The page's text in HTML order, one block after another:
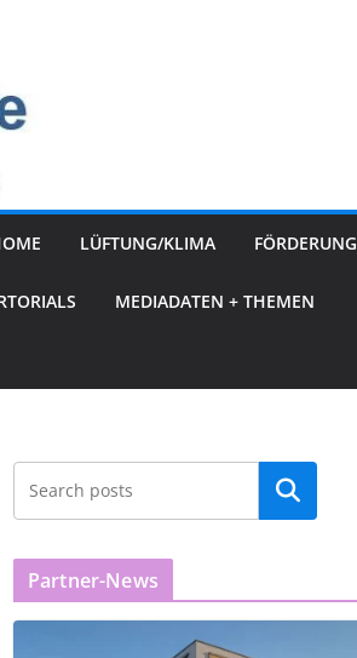
LÜFTUNG/KLIMA FÖRDERUNG
MEDIADATEN + THEMEN
Partner-News